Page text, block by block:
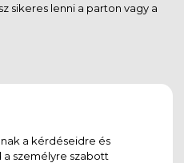
sikeres lenni a parton vagy a
a kérdéseidre és
személyre szabott